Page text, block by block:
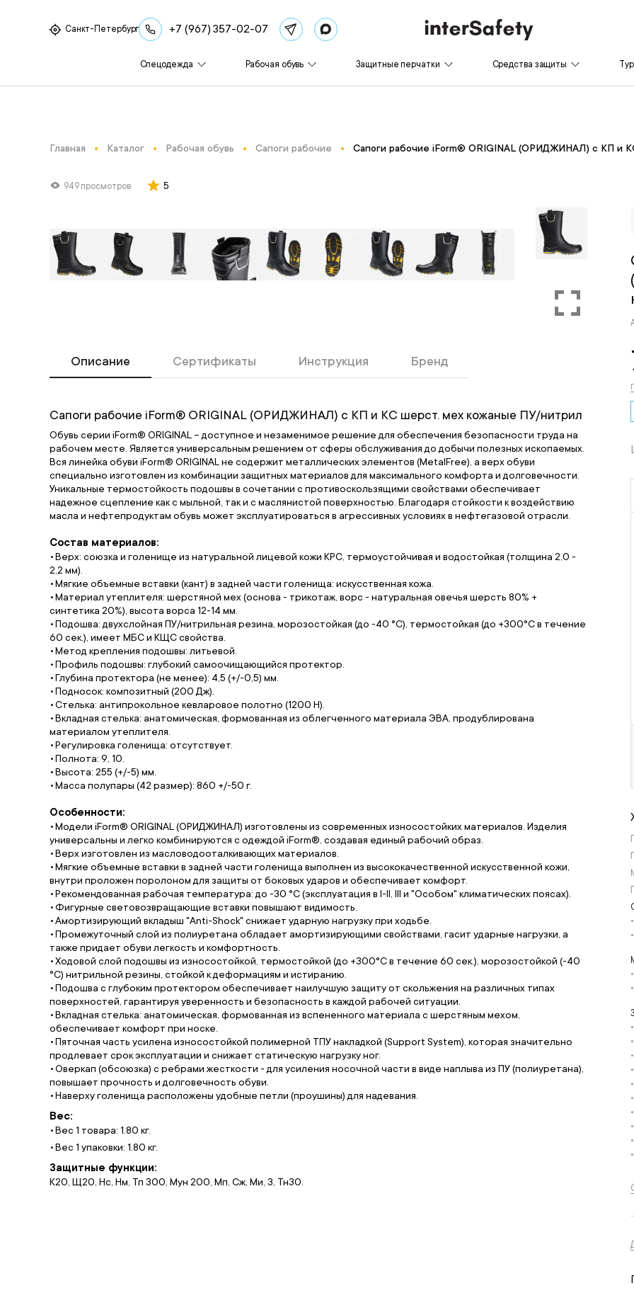
Санкт-Петербург +7 (967) 357-02-07
Спецодежда Рабочая обувь Защитные перчатки Средства защиты
Главная Каталог Рабочая обувь Сапоги рабочие Сапоги рабочие iForm® ORIGINAL (ОРИДЖИНАЛ) с КП и
949 просмотров 5
Описание Сертификаты Инструкция Бренд
Сапоги рабочие iForm® ORIGINAL (ОРИДЖИНАЛ) с КП и КС шерст. мех кожаные ПУ/нитрил
Обувь серии iForm® ORIGINAL – доступное и незаменимое решение для обеспечения безопасности труда на
рабочем месте. Является универсальным решением от сферы обслуживания до добычи полезных ископаемых.
Вся линейка обуви iForm® ORIGINAL не содержит металлических элементов (MetalFree), а верх обуви
специально изготовлен из комбинации защитных материалов для максимального комфорта и долговечности.
Уникальные термостойкость подошвы в сочетании с противоскользящими свойствами обеспечивает
надежное сцепление как с мыльной, так и с маслянистой поверхностью. Благодаря стойкости к воздействию
масла и нефтепродуктам обувь может эксплуатироваться в агрессивных условиях в нефтегазовой отрасли.
Состав материалов:
Верх: союзка и голенище из натуральной лицевой кожи КРС, термоустойчивая и водостойкая (толщина 2,0 -
2,2 мм).
Мягкие объемные вставки (кант) в задней части голенища: искусственная кожа.
Материал утеплителя: шерстяной мех (основа - трикотаж, ворс - натуральная овечья шерсть 80% +
синтетика 20%), высота ворса 12-14 мм.
Подошва: двухслойная ПУ/нитрильная резина, морозостойкая (до -40 °С), термостойкая (до +300°С в течение
60 сек.), имеет МБС и КЩС свойства.
Метод крепления подошвы: литьевой.
Профиль подошвы: глубокий самоочищающийся протектор.
Глубина протектора (не менее): 4,5 (+/-0,5) мм.
Подносок: композитный (200 Дж).
Стелька: антипрокольное кевларовое полотно (1200 Н).
Вкладная стелька: анатомическая, формованная из облегченного материала ЭВА, продублирована
материалом утеплителя.
Регулировка голенища: отсутствует.
Полнота: 9, 10.
Высота: 255 (+/-5) мм.
Масса полупары (42 размер): 860 +/-50 г.
Особенности:
Модели iForm® ORIGINAL (ОРИДЖИНАЛ) изготовлены из современных износостойких материалов. Изделия
универсальны и легко комбинируются с одеждой iForm®, создавая единый рабочий образ.
Верх изготовлен из масловодооталкивающих материалов.
Мягкие объемные вставки в задней части голенища выполнен из высококачественной искусственной кожи,
внутри проложен поролоном для защиты от боковых ударов и обеспечивает комфорт.
Рекомендованная рабочая температура: до -30 °C (эксплуатация в l-ll, lll и "Особом" климатических поясах).
Фигурные световозвращающие вставки повышают видимость.
Амортизирующий вкладыш "Anti-Shock" снижает ударную нагрузку при ходьбе.
Промежуточный слой из полиуретана обладает амортизирующими свойствами, гасит ударные нагрузки, а
также придает обуви легкость и комфортность.
Ходовой слой подошвы из износостойкой, термостойкой (до +300°С в течение 60 сек.), морозостойкой (-40
°С) нитрильной резины, стойкой к деформациям и истиранию.
Подошва с глубоким протектором обеспечивает наилучшую защиту от скольжения на различных типах
поверхностей, гарантируя уверенность и безопасность в каждой рабочей ситуации.
Вкладная стелька: анатомическая, формованная из вспененного материала с шерстяным мехом,
обеспечивает комфорт при носке.
Пяточная часть усилена износостойкой полимерной ТПУ накладкой (Support System), которая значительно
продлевает срок эксплуатации и снижает статическую нагрузку ног.
Оверкап (обсоюзка) с ребрами жесткости - для усиления носочной части в виде наплыва из ПУ (полиуретана),
повышает прочность и долговечность обуви.
Наверху голенища расположены удобные петли (проушины) для надевания.
Вес:
Вес 1 товара: 1.80 кг.
Вес 1 упаковки: 1.80 кг.
Защитные функции:
К20, Щ20, Нс, Нм, Тп 300, Мун 200, Мп, Сж, Ми, З, Тн30.